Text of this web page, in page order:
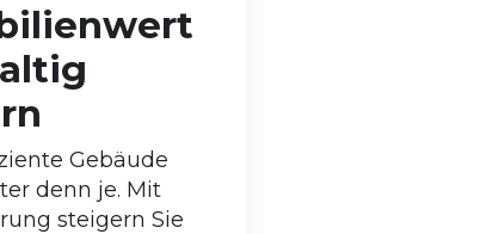
Gebäude
denn je. Mit
steigern Sie